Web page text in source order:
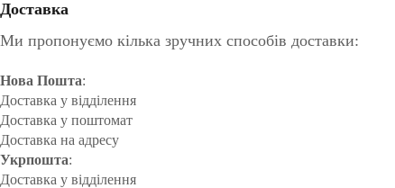
Доставка
Ми пропонуємо кілька зручних способів доставки:
Нова Пошта:
Доставка у відділення
Доставка у поштомат
Доставка на адресу
Укрпошта:
Доставка у відділення